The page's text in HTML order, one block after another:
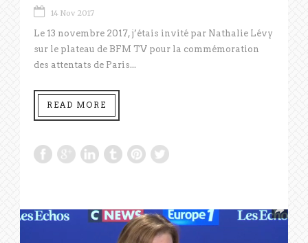
14 Nov 2017
Le 13 novembre 2017, j’étais invité par Nathalie Lévy
sur le plateau de BFM TV pour la commémoration
des attentats de Paris...
READ MORE